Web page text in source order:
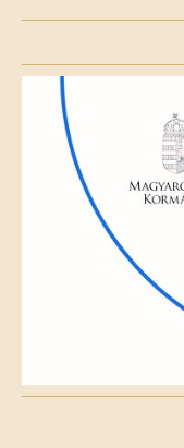
field
empty.